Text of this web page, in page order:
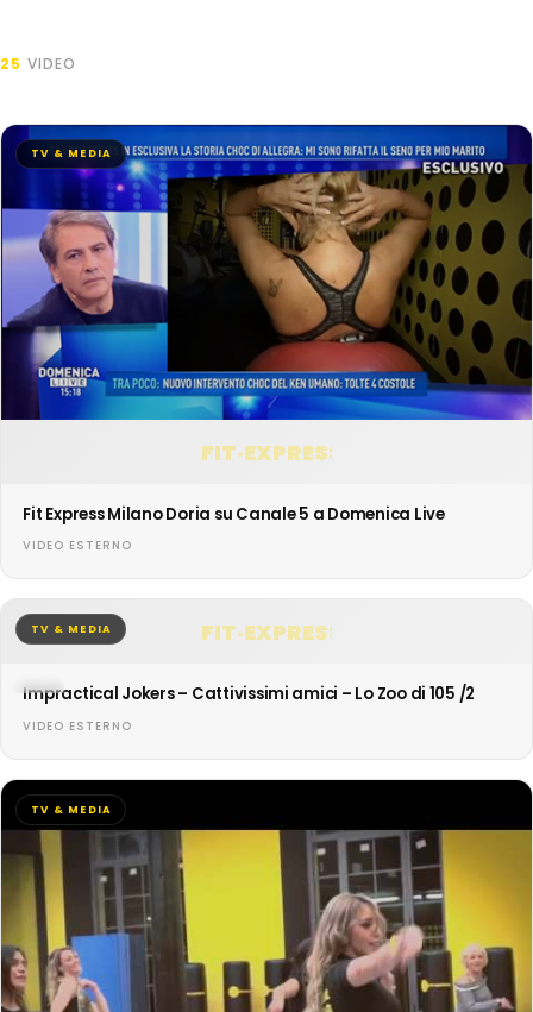
25 VIDEO
FIT·EXPRESS
TV & MEDIA
Fit Express Milano Doria su Canale 5 a Domenica Live
VIDEO ESTERNO
FIT·EXPRESS
TV & MEDIA
Impractical Jokers – Cattivissimi amici – Lo Zoo di 105 /2
VIDEO ESTERNO
TV & MEDIA